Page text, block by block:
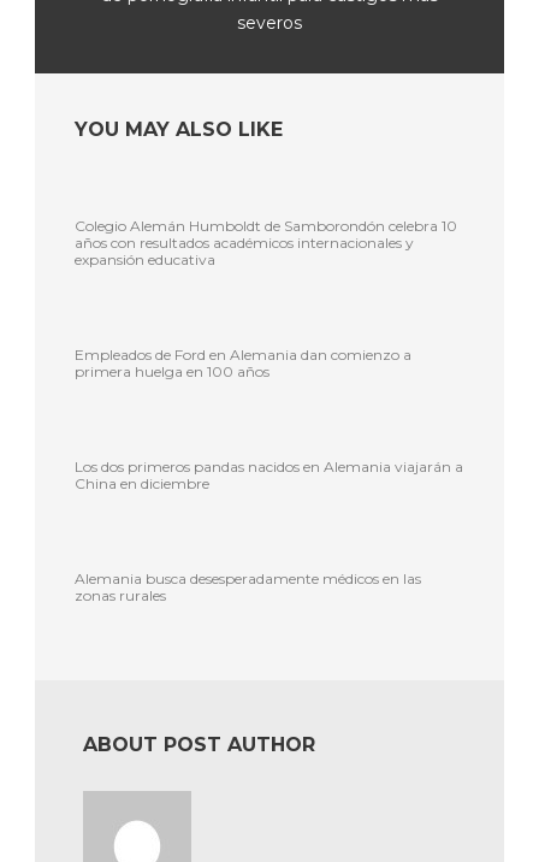
severos
YOU MAY ALSO LIKE
Colegio Alemán Humboldt de Samborondón celebra 10
años con resultados académicos internacionales y
expansión educativa
Empleados de Ford en Alemania dan comienzo a
primera huelga en 100 años
Los dos primeros pandas nacidos en Alemania viajarán a
China en diciembre
Alemania busca desesperadamente médicos en las
zonas rurales
ABOUT POST AUTHOR